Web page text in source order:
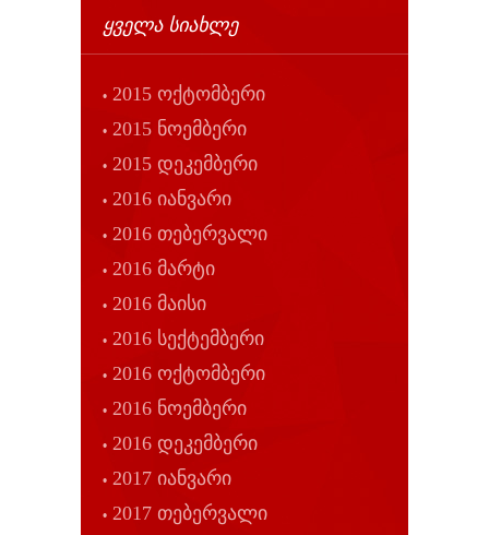
ᲧᲕᲔᲚᲐ ᲡᲘᲐᲮᲚᲔ
2015 ოქტომბერი
2015 ნოემბერი
2015 დეკემბერი
2016 იანვარი
2016 თებერვალი
2016 მარტი
2016 მაისი
2016 სექტემბერი
2016 ოქტომბერი
2016 ნოემბერი
2016 დეკემბერი
2017 იანვარი
2017 თებერვალი